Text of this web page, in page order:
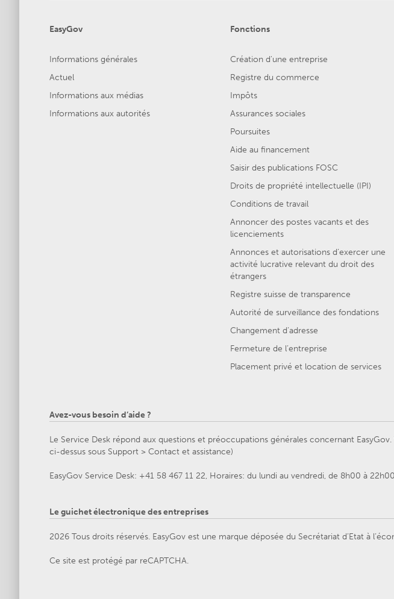
EasyGov
Informations générales
Actuel
Informations aux médias
Informations aux autorités
Fonctions
Création d'une entreprise
Registre du commerce
Impôts
Assurances sociales
Poursuites
Aide au financement
Saisir des publications FOSC
Droits de propriété intellectuelle (IPI)
Conditions de travail
Annoncer des postes vacants et des
licenciements
Annonces et autorisations d’exercer une
activité lucrative relevant du droit des
étrangers
Registre suisse de transparence
Autorité de surveillance des fondations
Changement d’adresse
Fermeture de l’entreprise
Placement privé et location de services
Avez-vous besoin d’aide ?
Le Service Desk répond aux questions et préoccupations générales concernant
ci-dessus sous Support > Contact et assistance)
EasyGov Service Desk: +41 58 467 11 22, Horaires: du lundi au vendredi, de 8h00 à 22h00
Le guichet électronique des entreprises
2026 Tous droits réservés. EasyGov est une marque déposée du Secrétariat d’Etat à
Ce site est protégé par reCAPTCHA.